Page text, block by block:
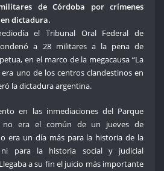
de Córdoba por crímenes
dictadura.
el Tribunal Oral Federal de
a 28 militares a la pena de
en el marco de la megacausa “La
era uno de los centros clandestinos en
la dictadura argentina.
en las inmediaciones del Parque
no era el común de un jueves de
era un día más para la historia de la
ni para la historia social y judicial
a su fin el juicio más importante